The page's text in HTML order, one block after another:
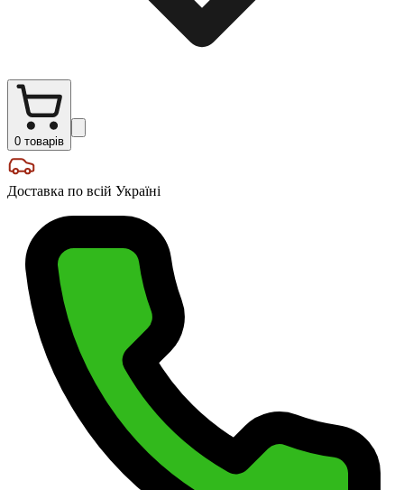
0 товарів
Доставка по всій Україні